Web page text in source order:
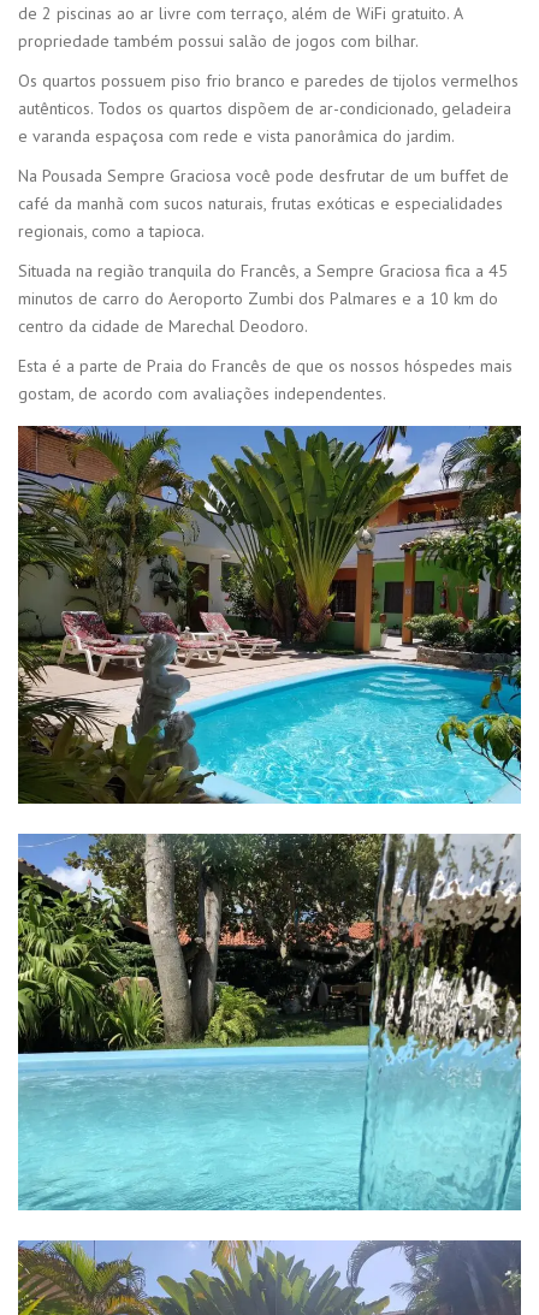
de 2 piscinas ao ar livre com terraço, além de WiFi gratuito. A
propriedade também possui salão de jogos com bilhar.
Os quartos possuem piso frio branco e paredes de tijolos vermelhos
autênticos. Todos os quartos dispõem de ar-condicionado, geladeira
e varanda espaçosa com rede e vista panorâmica do jardim.
Na Pousada Sempre Graciosa você pode desfrutar de um buffet de
café da manhã com sucos naturais, frutas exóticas e especialidades
regionais, como a tapioca.
Situada na região tranquila do Francês, a Sempre Graciosa fica a 45
minutos de carro do Aeroporto Zumbi dos Palmares e a 10 km do
centro da cidade de Marechal Deodoro.
Esta é a parte de Praia do Francês de que os nossos hóspedes mais
gostam, de acordo com avaliações independentes.